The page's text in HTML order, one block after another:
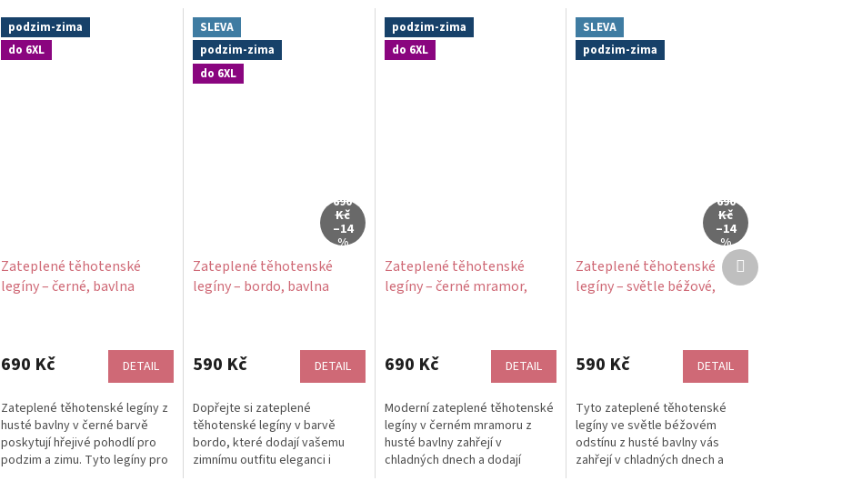
podzim-zima
do 6XL
Zateplené těhotenské
legíny – černé, bavlna
produktu
z
5
hvězdiček.
690 Kč DETAIL
Zateplené těhotenské legíny z
husté bavlny v černé barvě
poskytují hřejivé pohodlí pro
podzim a zimu. Tyto legíny pro
SLEVA
podzim-zima
do 6XL
690
Kč
–14
%
Zateplené těhotenské
legíny – bordo, bavlna
produktu
z
5
hvězdiček.
590 Kč DETAIL
Dopřejte si zateplené
těhotenské legíny v barvě
bordo, které dodají vašemu
zimnímu outfitu eleganci i
podzim-zima
do 6XL
Zateplené těhotenské
legíny – černé mramor,
produktu
z
5
hvězdiček.
690 Kč DETAIL
Moderní zateplené těhotenské
legíny v černém mramoru z
husté bavlny zahřejí v
chladných dnech a dodají
SLEVA
podzim-zima
690
Kč
–14
%
Zateplené těhotenské
legíny – světle béžové,
590 Kč DETAIL
Tyto zateplené těhotenské
legíny ve světle béžovém
odstínu z husté bavlny vás
zahřejí v chladných dnech a
Další
produkt